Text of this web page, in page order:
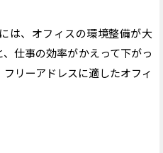
は、オフィスの環境整備が大
仕事の効率がかえって下がっ
リーアドレスに適したオフィ